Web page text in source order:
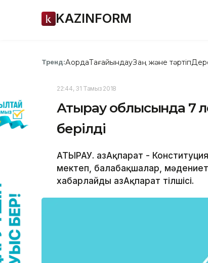
KAZINFORM
Тренд:АқордаТағайындауЗаң және тәртіп
22:44, 31 Тамыз 2018
Атырау облысында 7
берілді
АТЫРАУ. ҚазАқпарат -
мектеп, балабақшалар,
xабарлайды ҚазАқпарат тілшісі.